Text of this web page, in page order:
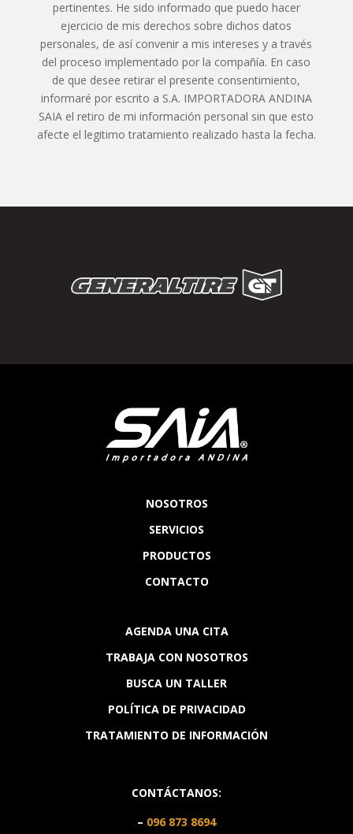
pertinentes. He sido informado que puedo hacer
ejercicio de mis derechos sobre dichos datos
personales, de así convenir a mis intereses y a través
del proceso implementado por la compañía. En caso
de que desee retirar el presente consentimiento,
informaré por escrito a S.A. IMPORTADORA ANDINA
SAIA el retiro de mi información personal sin que esto
afecte el legitimo tratamiento realizado hasta la fecha.
NOSOTROS
SERVICIOS
PRODUCTOS
CONTACTO
AGENDA UNA CITA
TRABAJA CON NOSOTROS
BUSCA UN TALLER
POLÍTICA DE PRIVACIDAD
TRATAMIENTO DE INFORMACIÓN
CONTÁCTANOS:
– 096 873 8694